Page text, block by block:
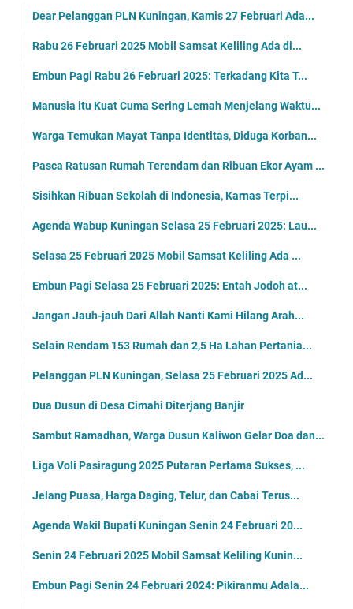
Dear Pelanggan PLN Kuningan, Kamis 27 Februari Ada...
Rabu 26 Februari 2025 Mobil Samsat Keliling Ada di...
Embun Pagi Rabu 26 Februari 2025: Terkadang Kita T...
Manusia itu Kuat Cuma Sering Lemah Menjelang Waktu...
Warga Temukan Mayat Tanpa Identitas, Diduga Korban...
Pasca Ratusan Rumah Terendam dan Ribuan Ekor Ayam ...
Sisihkan Ribuan Sekolah di Indonesia, Karnas Terpi...
Agenda Wabup Kuningan Selasa 25 Februari 2025: Lau...
Selasa 25 Februari 2025 Mobil Samsat Keliling Ada ...
Embun Pagi Selasa 25 Februari 2025: Entah Jodoh at...
Jangan Jauh-jauh Dari Allah Nanti Kami Hilang Arah...
Selain Rendam 153 Rumah dan 2,5 Ha Lahan Pertania...
Pelanggan PLN Kuningan, Selasa 25 Februari 2025 Ad...
Dua Dusun di Desa Cimahi Diterjang Banjir
Sambut Ramadhan, Warga Dusun Kaliwon Gelar Doa dan...
Liga Voli Pasiragung 2025 Putaran Pertama Sukses, ...
Jelang Puasa, Harga Daging, Telur, dan Cabai Terus...
Agenda Wakil Bupati Kuningan Senin 24 Februari 20...
Senin 24 Februari 2025 Mobil Samsat Keliling Kunin...
Embun Pagi Senin 24 Februari 2024: Pikiranmu Adala...